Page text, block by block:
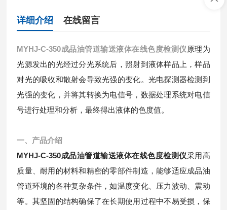
详细介绍 在线留言
MYHJ-C-350成品油管道输送液体在线色度检测仪 原理为
光源发出的光经过分光系统后，照射到液体样品上，样品
对光的吸收和散射会导致光强的变化。光电探测器检测到
光强的变化，并将其转换为电信号，数据处理系统对电信
号进行处理和分析，最终得出液体的色度值。
一、产品介绍
MYHJ-C-350成品油管道输送液体在线色度检测仪采用高
质量、耐用的材料和精密的零部件制造，能够适应成品油
管道环境的各种复杂条件，如温度变化、压力波动、震动
等。其坚固的结构确保了在长期使用过程中不易受损，保